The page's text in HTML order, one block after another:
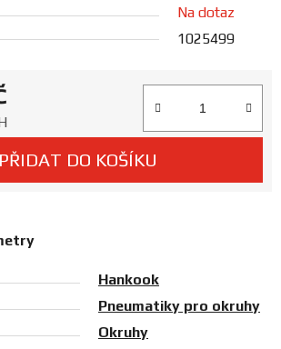
Na dotaz
1025499
PŘIDAT DO KOŠÍKU
Hankook
Pneumatiky pro okruhy
Okruhy